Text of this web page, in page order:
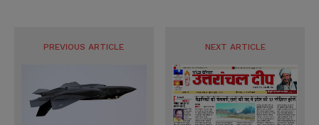
PREVIOUS ARTICLE NEXT ARTICLE